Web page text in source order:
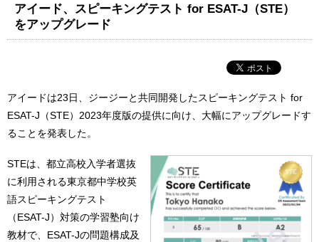
アイード、スピーキングテスト for ESAT-J（STE）
をアップグレード
アイードは23日、ジージーと共同開発したスピーキングテスト for
ESAT-J（STE）2023年度版の提供に向け、大幅にアップグレードす
ることを発表した。
STEは、都立高校入学者選抜
に利用される東京都中学校英
語スピーキングテスト
（ESAT-J）対策の学習塾向け
教材で、ESAT-Jの問題構成及